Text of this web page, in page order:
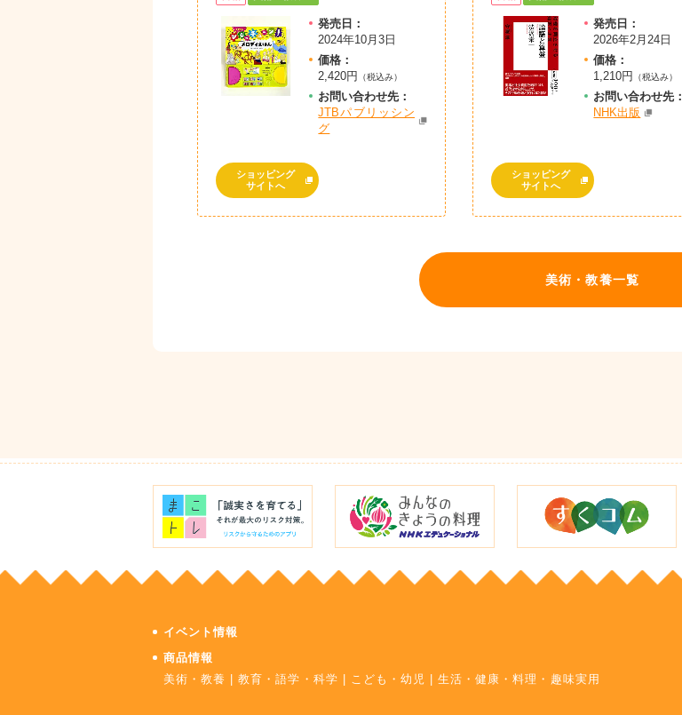
発売日：
2024年10月3日
価格：
2,420円
（税込み）
お問い合わせ先：
JTBパブリッシン
グ
ショッピング
サイトへ
発売日：
2026年2月24日
価格：
1,210円
（税込み）
お問い合わせ先：
NHK出版
ショッピング
サイトへ
美術・教養一覧
イベント情報
商品情報
美術・教養
|教育・語学・科学 こども・幼児 |生活・健康・料理・趣味実用